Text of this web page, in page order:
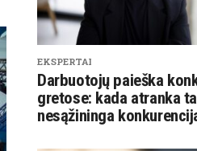
EKSPERTAI
Darbuotojų paieška
gretose: kada atranka
nesąžininga